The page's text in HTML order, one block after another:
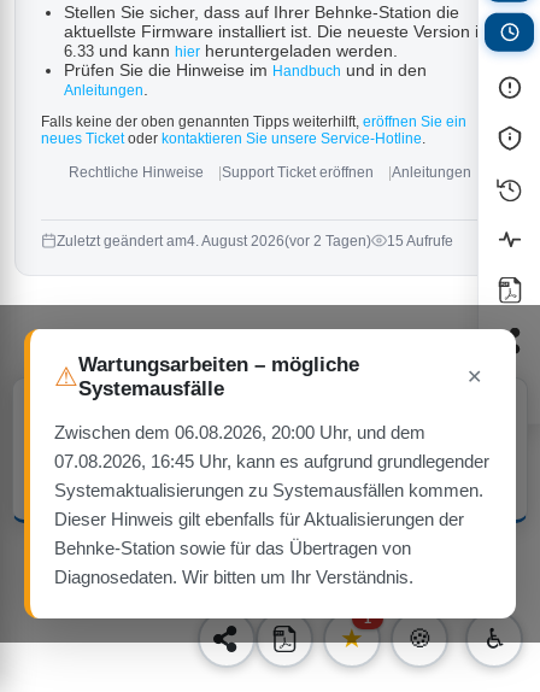
♿
🍪
Cookie-Hinweis
Diese Website verwendet ausschließlich technisch notwendige Cookies
— keine Tracking- oder Werbe-Cookies.
Verstanden Mehr erfahren
★
1
Stellen Sie sicher, dass auf Ihrer Behnke-Station die
aktuellste Firmware installiert ist. Die neueste Version ist
6.33 und kannhier heruntergeladen werden.
Prüfen Sie die Hinweise im Handbuch und in den
Anleitungen
Falls keine der oben genannten Tipps weiterhilft,eröffnen Sie ein
neues Ticketoder kontaktieren Sie unsere Service-Hotline.
Rechtliche Hinweise Support Ticket eröffnen Anleitungen
Zuletzt geändert am4. August 2026(vor 2 Tagen) 15 Aufrufe
⚠Wartungsarbeiten – mögliche
Systemausfälle
✕
Zwischen dem 06.08.2026, 20:00 Uhr, und dem
07.08.2026, 16:45 Uhr, kann es aufgrund grundlegender
Systemaktualisierungen zu Systemausfällen kommen.
Dieser Hinweis gilt ebenfalls für Aktualisierungen der
Behnke-Station sowie für das Übertragen von
Diagnosedaten. Wir bitten um Ihr Verständnis.